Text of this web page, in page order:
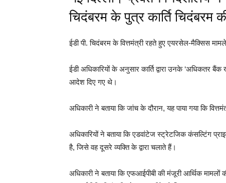
चिदंबरम के पुत्र कार्ति चिदंबरम
ईडी पी. चिदंबरम के वित्तमंत्री रहते हुए एयरसेल-मैक्सिस
ईडी अधिकारियों के अनुसार कार्ति द्वारा उनके
आदेश दिए गए थे।
अधिकारी ने बताया कि जांच के दौरान, यह पाया गया कि
अधिकारियों ने बताया कि एडवांटेज स्ट्रेटजिक कंसल्टिंग
है, जिसे वह दूसरे व्यक्ति के द्वारा चलाते हैं।
अधिकारी ने बताया कि एफआईपीबी की मंजूरी आर्थिक